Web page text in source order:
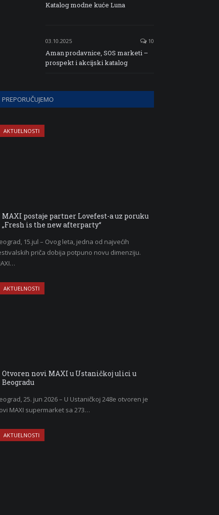
Katalog modne kuće Luna
03.10.2025 10
Aman prodavnice, SOS marketi –
prospekt i akcijski katalog
PREPORUČUJEMO
AKTUELNOSTI
MAXI postaje partner Lovefest-a uz poruku
„Fresh is the new afterparty“
15.jul – Ovog leta, jedna od najvećih
priča dobija potpuno novu dimenziju.
AKTUELNOSTI
Otvoren novi MAXI u Ustaničkoj ulici u
Beogradu
25. jun 2026 – U Ustaničkoj 248e otvoren je
MAXI supermarket sa 273…
AKTUELNOSTI